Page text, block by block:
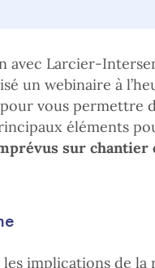
avec Larcier-
un webinaire à
vous permettre
éléments
sur chantier
les implications de la